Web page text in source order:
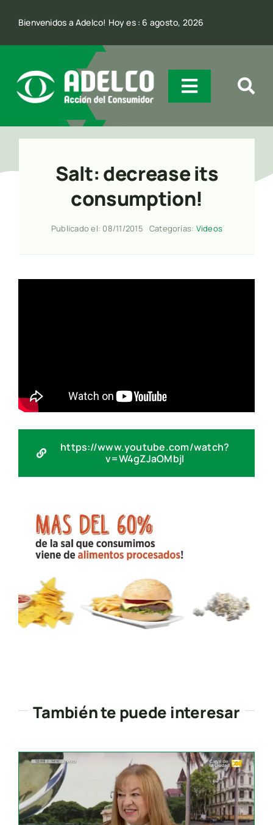
content
Bienvenidos a Adelco! Hoy es : 6 agosto, 2026
Toggle
Navigation
Incidencia
Comunicación
Salt: decrease its
consumption!
Publicado el: 08/11/2015 Categorías: Videos
https://www.youtube.com/watch?
v=W4gZJaOMbjI
También te puede interesar
Search
for: